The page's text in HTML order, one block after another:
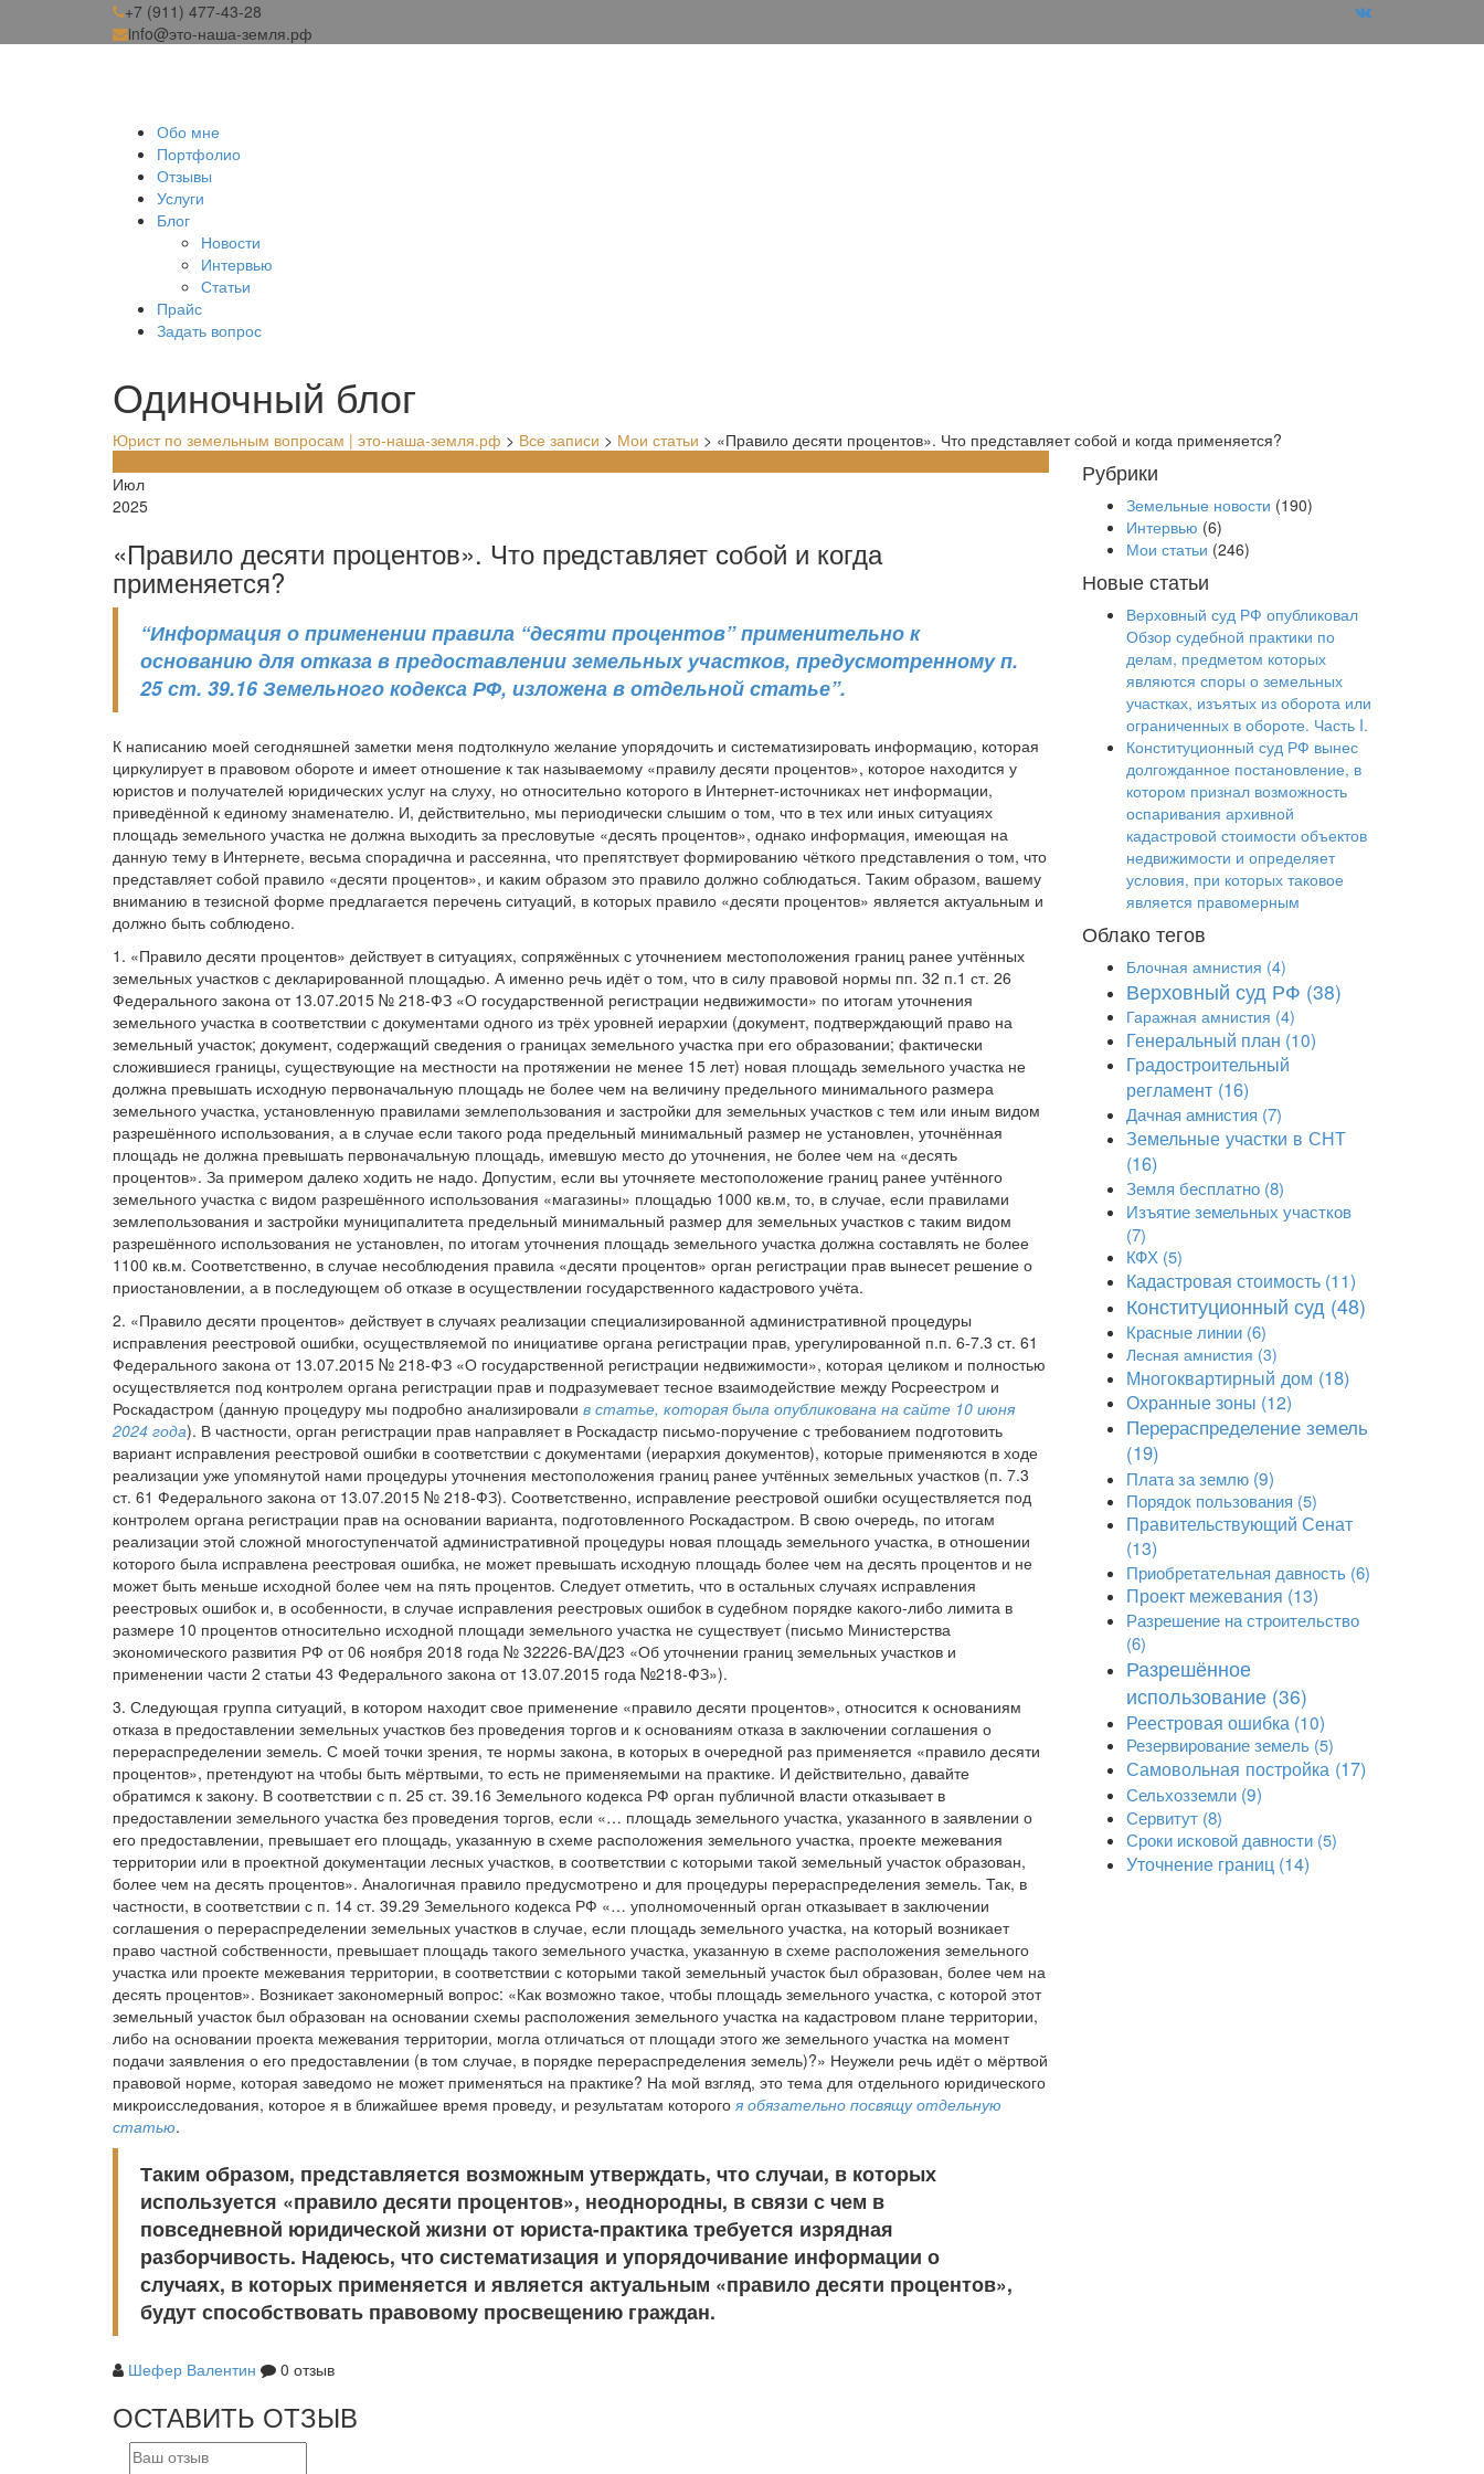
+7 (911) 477-43-28
info@это-наша-земля.рф
Обо мне
Портфолио
Отзывы
Услуги
Блог
Новости
Интервью
Статьи
Прайс
Задать вопрос
Одиночный блог
Юрист по земельным вопросам | это-наша-земля.рф > Все записи > Мои статьи > «Правило десяти процентов». Что представляет собой и когда применяется?
Июл
2025
«Правило десяти процентов». Что представляет собой и когда
применяется?
“Информация о применении правила “десяти процентов” применительно к
основанию для отказа в предоставлении земельных участков, предусмотренному п.
25 ст. 39.16 Земельного кодекса РФ, изложена в отдельной статье”.
К написанию моей сегодняшней заметки меня подтолкнуло желание упорядочить и систематизировать информацию, которая
циркулирует в правовом обороте и имеет отношение к так называемому «правилу десяти процентов», которое находится у
юристов и получателей юридических услуг на слуху, но относительно которого в Интернет-источниках нет информации,
приведённой к единому знаменателю. И, действительно, мы периодически слышим о том, что в тех или иных ситуациях
площадь земельного участка не должна выходить за пресловутые «десять процентов», однако информация, имеющая на
данную тему в Интернете, весьма спорадична и рассеянна, что препятствует формированию чёткого представления о том, что
представляет собой правило «десяти процентов», и каким образом это правило должно соблюдаться. Таким образом, вашему
вниманию в тезисной форме предлагается перечень ситуаций, в которых правило «десяти процентов» является актуальным и
должно быть соблюдено.
1. «Правило десяти процентов» действует в ситуациях, сопряжённых с уточнением местоположения границ ранее учтённых
земельных участков с декларированной площадью. А именно речь идёт о том, что в силу правовой нормы пп. 32 п.1 ст. 26
Федерального закона от 13.07.2015 № 218-ФЗ «О государственной регистрации недвижимости» по итогам уточнения
земельного участка в соответствии с документами одного из трёх уровней иерархии (документ, подтверждающий право на
земельный участок; документ, содержащий сведения о границах земельного участка при его образовании; фактически
сложившиеся границы, существующие на местности на протяжении не менее 15 лет) новая площадь земельного участка не
должна превышать исходную первоначальную площадь не более чем на величину предельного минимального размера
земельного участка, установленную правилами землепользования и застройки для земельных участков с тем или иным видом
разрешённого использования, а в случае если такого рода предельный минимальный размер не установлен, уточнённая
площадь не должна превышать первоначальную площадь, имевшую место до уточнения, не более чем на «десять
процентов». За примером далеко ходить не надо. Допустим, если вы уточняете местоположение границ ранее учтённого
земельного участка с видом разрешённого использования «магазины» площадью 1000 кв.м, то, в случае, если правилами
землепользования и застройки муниципалитета предельный минимальный размер для земельных участков с таким видом
разрешённого использования не установлен, по итогам уточнения площадь земельного участка должна составлять не более
1100 кв.м. Соответственно, в случае несоблюдения правила «десяти процентов» орган регистрации прав вынесет решение о
приостановлении, а в последующем об отказе в осуществлении государственного кадастрового учёта.
2. «Правило десяти процентов» действует в случаях реализации специализированной административной процедуры
исправления реестровой ошибки, осуществляемой по инициативе органа регистрации прав, урегулированной п.п. 6-7.3 ст. 61
Федерального закона от 13.07.2015 № 218-ФЗ «О государственной регистрации недвижимости», которая целиком и полностью
осуществляется под контролем органа регистрации прав и подразумевает тесное взаимодействие между Росреестром и
Роскадастром (данную процедуру мы подробно анализировали в статье, которая была опубликована на сайте 10 июня
2024 года). В частности, орган регистрации прав направляет в Роскадастр письмо-поручение с требованием подготовить
вариант исправления реестровой ошибки в соответствии с документами (иерархия документов), которые применяются в ходе
реализации уже упомянутой нами процедуры уточнения местоположения границ ранее учтённых земельных участков (п. 7.3
ст. 61 Федерального закона от 13.07.2015 № 218-ФЗ). Соответственно, исправление реестровой ошибки осуществляется под
контролем органа регистрации прав на основании варианта, подготовленного Роскадастром. В свою очередь, по итогам
реализации этой сложной многоступенчатой административной процедуры новая площадь земельного участка, в отношении
которого была исправлена реестровая ошибка, не может превышать исходную площадь более чем на десять процентов и не
может быть меньше исходной более чем на пять процентов. Следует отметить, что в остальных случаях исправления
реестровых ошибок и, в особенности, в случае исправления реестровых ошибок в судебном порядке какого-либо лимита в
размере 10 процентов относительно исходной площади земельного участка не существует (письмо Министерства
экономического развития РФ от 06 ноября 2018 года № 32226-ВА/Д23 «Об уточнении границ земельных участков и
применении части 2 статьи 43 Федерального закона от 13.07.2015 года №218-ФЗ»).
3. Следующая группа ситуаций, в котором находит свое применение «правило десяти процентов», относится к основаниям
отказа в предоставлении земельных участков без проведения торгов и к основаниям отказа в заключении соглашения о
перераспределении земель. С моей точки зрения, те нормы закона, в которых в очередной раз применяется «правило десяти
процентов», претендуют на чтобы быть мёртвыми, то есть не применяемыми на практике. И действительно, давайте
обратимся к закону. В соответствии с п. 25 ст. 39.16 Земельного кодекса РФ орган публичной власти отказывает в
предоставлении земельного участка без проведения торгов, если «… площадь земельного участка, указанного в заявлении о
его предоставлении, превышает его площадь, указанную в схеме расположения земельного участка, проекте межевания
территории или в проектной документации лесных участков, в соответствии с которыми такой земельный участок образован,
более чем на десять процентов». Аналогичная правило предусмотрено и для процедуры перераспределения земель. Так, в
частности, в соответствии с п. 14 ст. 39.29 Земельного кодекса РФ «… уполномоченный орган отказывает в заключении
соглашения о перераспределении земельных участков в случае, если площадь земельного участка, на который возникает
право частной собственности, превышает площадь такого земельного участка, указанную в схеме расположения земельного
участка или проекте межевания территории, в соответствии с которыми такой земельный участок был образован, более чем на
десять процентов». Возникает закономерный вопрос: «Как возможно такое, чтобы площадь земельного участка, с которой этот
земельный участок был образован на основании схемы расположения земельного участка на кадастровом плане территории,
либо на основании проекта межевания территории, могла отличаться от площади этого же земельного участка на момент
подачи заявления о его предоставлении (в том случае, в порядке перераспределения земель)?» Неужели речь идёт о мёртвой
правовой норме, которая заведомо не может применяться на практике? На мой взгляд, это тема для отдельного юридического
микроисследования, которое я в ближайшее время проведу, и результатам которого я обязательно посвящу отдельную
статью.
Таким образом, представляется возможным утверждать, что случаи, в которых
используется «правило десяти процентов», неоднородны, в связи с чем в
повседневной юридической жизни от юриста-практика требуется изрядная
разборчивость. Надеюсь, что систематизация и упорядочивание информации о
случаях, в которых применяется и является актуальным «правило десяти процентов»,
будут способствовать правовому просвещению граждан.
Шефер Валентин 0 отзыв
ОСТАВИТЬ ОТЗЫВ
Рубрики
Земельные новости (190)
Интервью (6)
Мои статьи (246)
Новые статьи
Верховный суд РФ опубликовал
Обзор судебной практики по
делам, предметом которых
являются споры о земельных
участках, изъятых из оборота или
ограниченных в обороте. Часть I.
Конституционный суд РФ вынес
долгожданное постановление, в
котором признал возможность
оспаривания архивной
кадастровой стоимости объектов
недвижимости и определяет
условия, при которых таковое
является правомерным
Облако тегов
Блочная амнистия (4)
Верховный суд РФ (38)
Гаражная амнистия (4)
Генеральный план (10)
Градостроительный
регламент(16)
Дачная амнистия (7)
Земельные участки в СНТ
(16)
Земля бесплатно(8)
Изъятие земельных участков
(7)
КФХ (5)
Кадастровая стоимость(11)
Конституционный суд (48)
Красные линии(6)
Лесная амнистия (3)
Многоквартирный дом (18)
Охранные зоны (12)
Перераспределение земель
(19)
Плата за землю(9)
Порядок пользования (5)
Правительствующий Сенат
(13)
Приобретательная давность(6)
Проект межевания (13)
Разрешение на строительство
(6)
Разрешённое
использование(36)
Реестровая ошибка (10)
Резервирование земель(5)
Самовольная постройка(17)
Сельхозземли(9)
Сервитут(8)
Сроки исковой давности(5)
Уточнение границ(14)